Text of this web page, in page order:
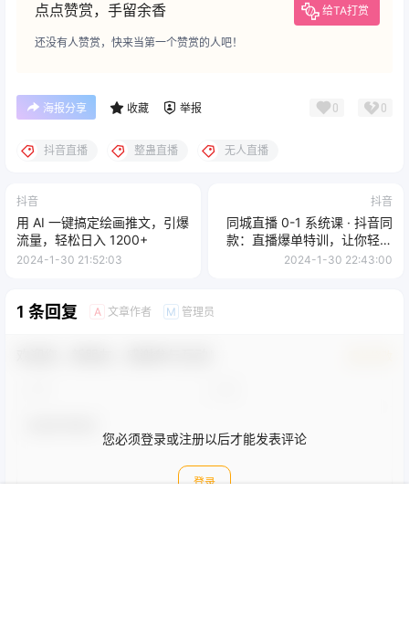
点点赞赏，手留余香 给TA打赏
还没有人赞赏，快来当第一个赞赏的人吧！
海报分享 收藏 举报 0 0
抖音直播 整蛊直播 无人直播
抖音
用 AI 一键搞定绘画推文，引爆
流量，轻松日入 1200+
2024-1-30 21:52:03
抖音
同城直播 0-1 系统课 · 抖音同
款：直播爆单特训，让你轻松
打造直播间百万成交
2024-1-30 22:43:00
1 条回复 A 文章作者 M 管理员
您必须登录或注册以后才能发表评论
登录